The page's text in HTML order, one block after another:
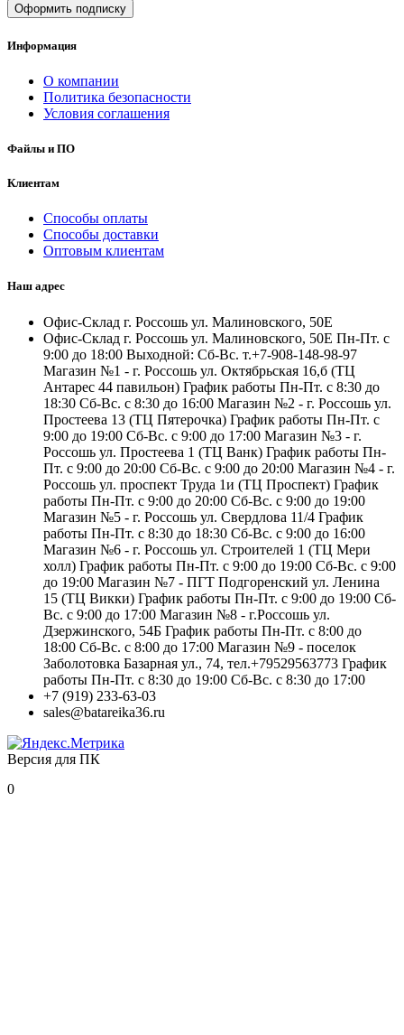
Оформить подписку
Информация
О компании
Политика безопасности
Условия соглашения
Файлы и ПО
Клиентам
Способы оплаты
Способы доставки
Оптовым клиентам
Наш адрес
Офис-Склад г. Россошь ул. Малиновского, 50Е
Офис-Склад г. Россошь ул. Малиновского, 50Е Пн-Пт. с
9:00 до 18:00 Выходной: Сб-Вс. т.+7-908-148-98-97
Магазин №1 - г. Россошь ул. Октябрьская 16,б (ТЦ
Антарес 44 павильон) График работы Пн-Пт. с 8:30 до
18:30 Сб-Вс. с 8:30 до 16:00 Магазин №2 - г. Россошь ул.
Простеева 13 (ТЦ Пятерочка) График работы Пн-Пт. с
9:00 до 19:00 Сб-Вс. с 9:00 до 17:00 Магазин №3 - г.
Россошь ул. Простеева 1 (ТЦ Ванк) График работы Пн-
Пт. с 9:00 до 20:00 Сб-Вс. с 9:00 до 20:00 Магазин №4 - г.
Россошь ул. проспект Труда 1и (ТЦ Проспект) График
работы Пн-Пт. с 9:00 до 20:00 Сб-Вс. с 9:00 до 19:00
Магазин №5 - г. Россошь ул. Свердлова 11/4 График
работы Пн-Пт. с 8:30 до 18:30 Сб-Вс. с 9:00 до 16:00
Магазин №6 - г. Россошь ул. Строителей 1 (ТЦ Мери
холл) График работы Пн-Пт. с 9:00 до 19:00 Сб-Вс. с 9:00
до 19:00 Магазин №7 - ПГТ Подгоренский ул. Ленина
15 (ТЦ Викки) График работы Пн-Пт. с 9:00 до 19:00 Сб-
Вс. с 9:00 до 17:00 Магазин №8 - г.Россошь ул.
Дзержинского, 54Б График работы Пн-Пт. с 8:00 до
18:00 Сб-Вс. с 8:00 до 17:00 Магазин №9 - поселок
Заболотовка Базарная ул., 74, тел.+79529563773 График
работы Пн-Пт. с 8:30 до 19:00 Сб-Вс. с 8:30 до 17:00
+7 (919) 233-63-03
sales@batareika36.ru
Версия для ПК
0